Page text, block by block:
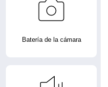
Batería de la cámara